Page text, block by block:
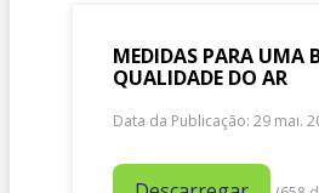
MEDIDAS PARA UMA
QUALIDADE DO AR
Data da Publicação: 29 mai.